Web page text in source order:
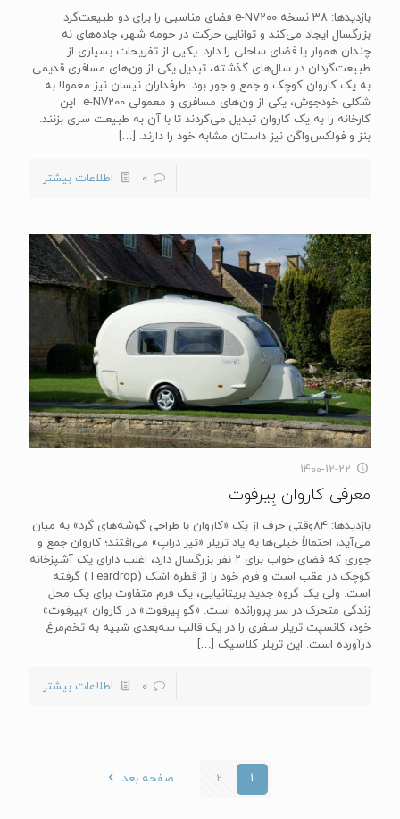
بازدیدها: 38 نسخه e-NV200 فضای مناسبی را برای دو طبیعت‌گرد
بزرگسال ایجاد می‌کند و توانایی حرکت در حومه شهر، جاده‌های نه
چندان هموار یا فضای ساحلی را دارد. یکیی از تفریحات بسیاری از
طبیعت‌گردان در سال‌های گذشته، تبدیل یکی از ون‌های مسافری قدیمی
به یک کاروان کوچک و جمع و جور بود. طرفداران نیسان نیز معمولا به
شکلی خودجوش، یکی از ون‌های مسافری و معمولی e-NV200 این
کارخانه را به یک کاروان تبدیل می‌کردند تا با آن به طبیعت‌ سری بزنند.
بنز و فولکس‌واگن نیز داستان مشابه خود را دارند. […]
0 اطلاعات بیشتر
1400-12-22
معرفی کاروان بِیرفوت
بازدیدها: 84وقتی حرف از یک «کاروان با طراحی گوشه‌های گرد» به میان
می‌آید، احتمالاً خیلی‌ها به یاد تریلر «تیر دراپ» می‌افتند؛ کاروان جمع و
جوری که فضای خواب برای ۲ نفر بزرگسال دارد، اغلب دارای یک آشپزخانه
کوچک در عقب است و فرم خود را از قطره اشک (Teardrop) گرفته
است. ولی یک گروه جدید بریتانیایی، یک فرم متفاوت برای یک محل
زندگی متحرک در سر پرورانده است. «گو بِیرفوت» در کاروان «بیرفوت»
خود، کانسپت تریلر سفری را در یک قالب سه‌بعدی شبیه به تخم‌مرغ
درآورده است. این تریلر کلاسیک […]
0 اطلاعات بیشتر
1
2 صفحه بعد